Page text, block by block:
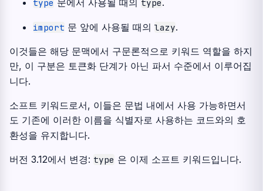
type 문에서 사용될 때의 type.
import 문 앞에 사용될 때의 lazy.
이것들은 해당 문맥에서 구문론적으로 키워드 역할을 하지
만, 이 구분은 토큰화 단계가 아닌 파서 수준에서 이루어집
니다.
소프트 키워드로서, 이들은 문법 내에서 사용 가능하면서
도 기존에 이러한 이름을 식별자로 사용하는 코드와의 호
환성을 유지합니다.
버전 3.12에서 변경: type 은 이제 소프트 키워드입니다.